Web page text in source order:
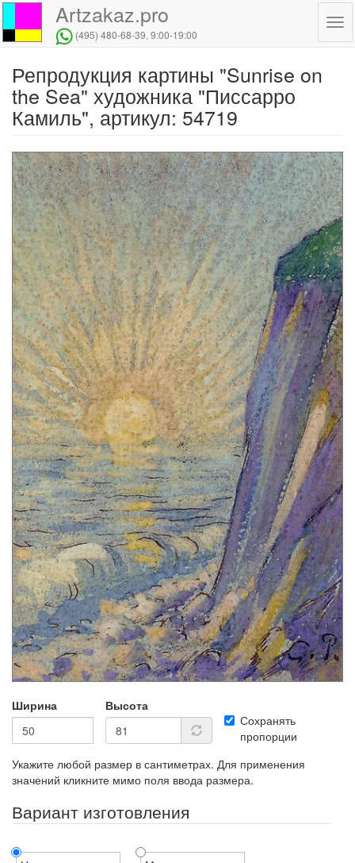
Перейти
основному
содержанию
Artzakaz.pro
(495) 480-68-39, 9:00-19:00
Репродукция картины "Sunrise on
the Sea" художника "Писсарро
Камиль", артикул: 54719
Ширина
Высота
Сохранять
пропорции
Укажите любой размер в сантиметрах. Для применения
значений кликните мимо поля ввода размера.
Вариант изготовления